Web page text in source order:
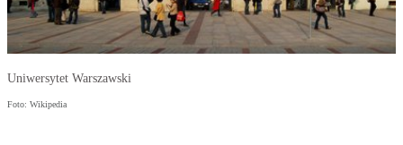
Uniwersytet Warszawski
Foto: Wikipedia